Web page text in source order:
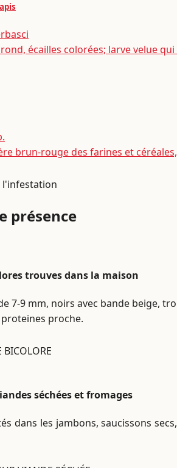
écailles colorées; larve velue
brun-rouge des farines et
l'infestation
présence
trouves dans la maison
7-9 mm, noirs avec bande beige,
proche.
BICOLORE
séchées et fromages
dans les jambons, saucissons